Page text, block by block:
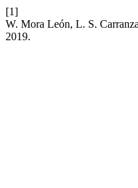
[1]
W. Mora León, L. S.
2019.